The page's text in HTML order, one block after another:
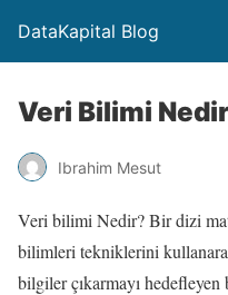
DataKapital Blog
Veri Bilimi Nedir
Ibrahim Mesut
Veri bilimi Nedir? Bir dizi
bilimleri tekniklerini
bilgiler çıkarmayı